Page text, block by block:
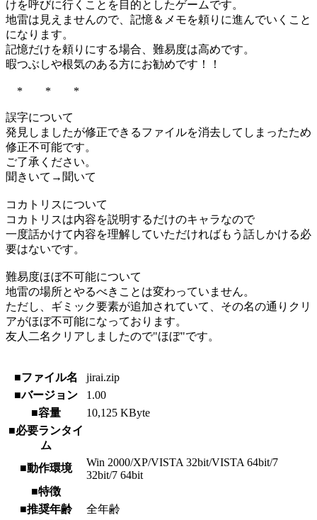
けを呼びに行くことを目的としたゲームです。
地雷は見えませんので、記憶＆メモを頼りに進んでいくこと
になります。
記憶だけを頼りにする場合、難易度は高めです。
暇つぶしや根気のある方にお勧めです！！
* * *
誤字について
発見しましたが修正できるファイルを消去してしまったため
修正不可能です。
ご了承ください。
聞きいて→聞いて
コカトリスについて
コカトリスは内容を説明するだけのキャラなので
一度話かけて内容を理解していただければもう話しかける必
要はないです。
難易度ほぼ不可能について
地雷の場所とやるべきことは変わっていません。
ただし、ギミック要素が追加されていて、その名の通りクリ
アがほぼ不可能になっております。
友人二名クリアしましたので"ほぼ"です。
■ファイル名
jirai.zip
■バージョン
1.00
■容量
10,125 KByte
■必要ランタイ
ム
■動作環境
Win 2000/XP/VISTA 32bit/VISTA 64bit/7
32bit/7 64bit
■特徴
■推奨年齢
全年齢